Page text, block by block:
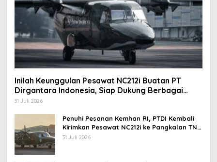
Inilah Keunggulan Pesawat NC212i Buatan PT
Dirgantara Indonesia, Siap Dukung Berbagai
Operasi TNI
31 Juli 2026
Penuhi Pesanan Kemhan RI, PTDI Kembali
Kirimkan Pesawat NC212i ke Pangkalan TNI
AU
31 Juli 2026